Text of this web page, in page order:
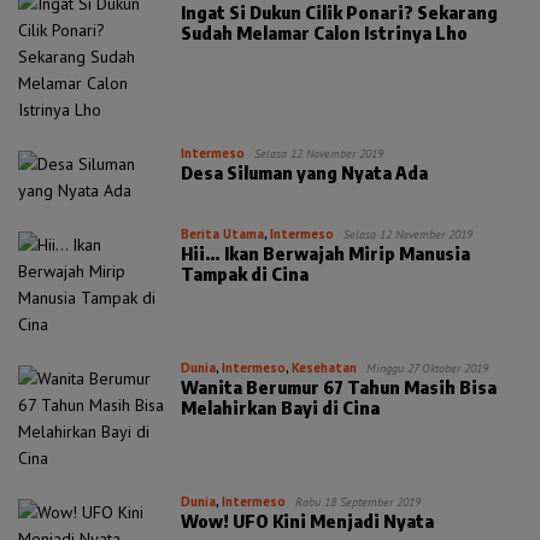
Ingat Si Dukun Cilik Ponari? Sekarang
Sudah Melamar Calon Istrinya Lho
Intermeso Selasa 12 November 2019
Desa Siluman yang Nyata Ada
Berita Utama,Intermeso Selasa 12 November 2019
Hii… Ikan Berwajah Mirip Manusia
Tampak di Cina
Dunia,Intermeso,Kesehatan Minggu 27 Oktober 2019
Wanita Berumur 67 Tahun Masih Bisa
Melahirkan Bayi di Cina
Dunia,Intermeso Rabu 18 September 2019
Wow! UFO Kini Menjadi Nyata